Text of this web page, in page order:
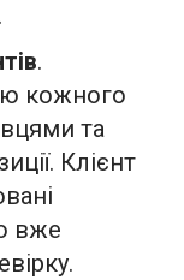
.
кожного
та
Клієнт
вже